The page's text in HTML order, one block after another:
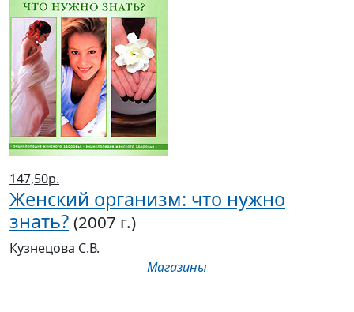
147,50р.
Женский организм: что нужно
знать? (2007 г.)
Кузнецова С.В.
Магазины